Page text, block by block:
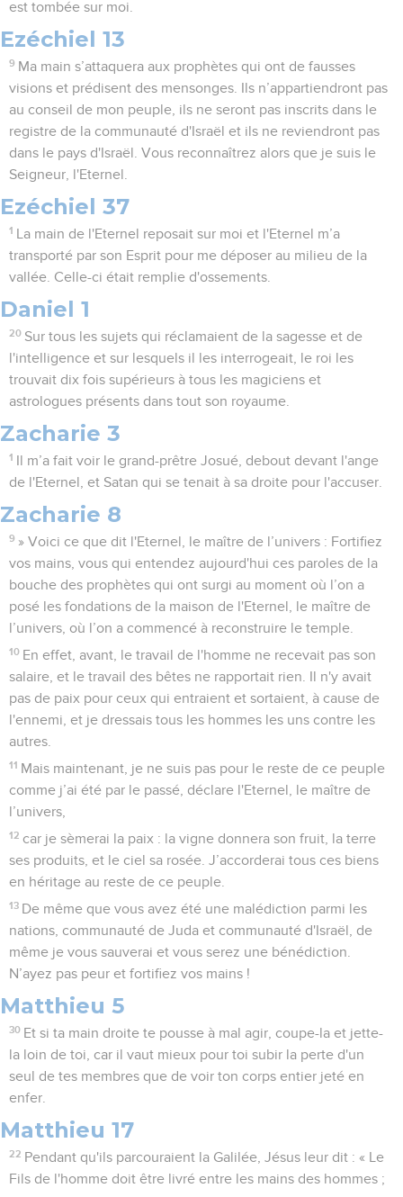
est tombée sur moi.
Ezéchiel 13
9 Ma main s’attaquera aux prophètes qui ont de fausses
visions et prédisent des mensonges. Ils n’appartiendront pas
au conseil de mon peuple, ils ne seront pas inscrits dans le
registre de la communauté d'Israël et ils ne reviendront pas
dans le pays d'Israël. Vous reconnaîtrez alors que je suis le
Seigneur, l'Eternel.
Ezéchiel 37
1
La main de l'Eternel reposait sur moi et l'Eternel m’a
transporté par son Esprit pour me déposer au milieu de la
vallée. Celle-ci était remplie d'ossements.
Daniel 1
20 Sur tous les sujets qui réclamaient de la sagesse et de
l'intelligence et sur lesquels il les interrogeait, le roi les
trouvait dix fois supérieurs à tous les magiciens et
astrologues présents dans tout son royaume.
Zacharie 3
1
Il m’a fait voir le grand-prêtre Josué, debout devant l'ange
de l'Eternel, et Satan qui se tenait à sa droite pour l'accuser.
Zacharie 8
9 » Voici ce que dit l'Eternel, le maître de l’univers : Fortifiez
vos mains, vous qui entendez aujourd'hui ces paroles de la
bouche des prophètes qui ont surgi au moment où l’on a
posé les fondations de la maison de l'Eternel, le maître de
l’univers, où l’on a commencé à reconstruire le temple.
10 En effet, avant, le travail de l'homme ne recevait pas son
salaire, et le travail des bêtes ne rapportait rien. Il n'y avait
pas de paix pour ceux qui entraient et sortaient, à cause de
l'ennemi, et je dressais tous les hommes les uns contre les
autres.
11 Mais maintenant, je ne suis pas pour le reste de ce peuple
comme j’ai été par le passé, déclare l'Eternel, le maître de
l’univers,
12 car je sèmerai la paix : la vigne donnera son fruit, la terre
ses produits, et le ciel sa rosée. J’accorderai tous ces biens
en héritage au reste de ce peuple.
13 De même que vous avez été une malédiction parmi les
nations, communauté de Juda et communauté d'Israël, de
même je vous sauverai et vous serez une bénédiction.
N’ayez pas peur et fortifiez vos mains !
Matthieu 5
30 Et si ta main droite te pousse à mal agir, coupe-la et jette-
la loin de toi, car il vaut mieux pour toi subir la perte d'un
seul de tes membres que de voir ton corps entier jeté en
enfer.
Matthieu 17
22 Pendant qu'ils parcouraient la Galilée, Jésus leur dit : « Le
Fils de l'homme doit être livré entre les mains des hommes ;